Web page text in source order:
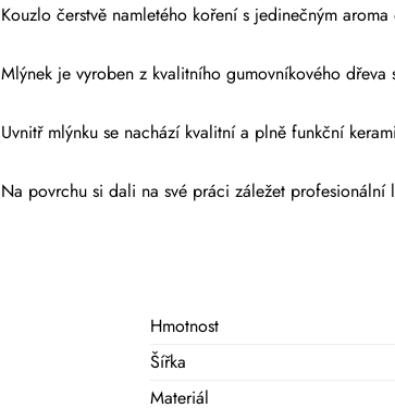
Kouzlo čerstvě namletého koření s jedinečným
Mlýnek je vyroben z kvalitního gumovníkového
Uvnitř mlýnku se nachází kvalitní a plně funkční
Na povrchu si dali na své práci záležet
Hmotnost
Šířka
Materiál